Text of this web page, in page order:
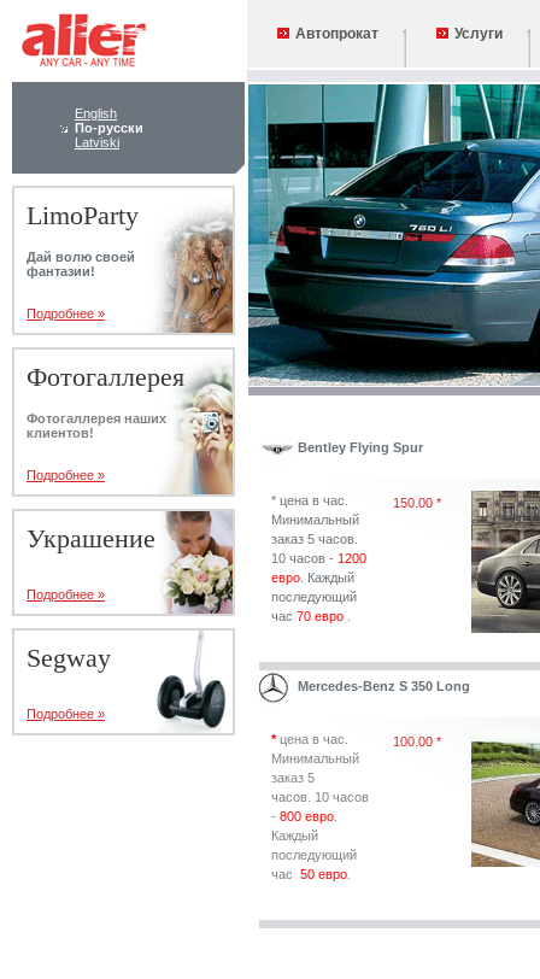
English
По-русски
Latviski
LimoParty
Дай волю своей
фантазии!
Подробнее »
Фотогаллерея
Фотогаллерея наших
клиентов!
Подробнее »
Украшение
Подробнее »
Segway
Подробнее »
Автопрокат Услуги
Bentley Flying Spur
* цена в час.
Минимальный
заказ 5 часов.
10 часов - 1200
евро . Каждый
последующий
чаc 70 евро
150.00 *
Mercedes-Benz S 350 Long
*цена в час.
Минимальный
заказ 5
часов. 10 часов
- 800 евро
Каждый
последующий
чаc 50 евро
100.00 *